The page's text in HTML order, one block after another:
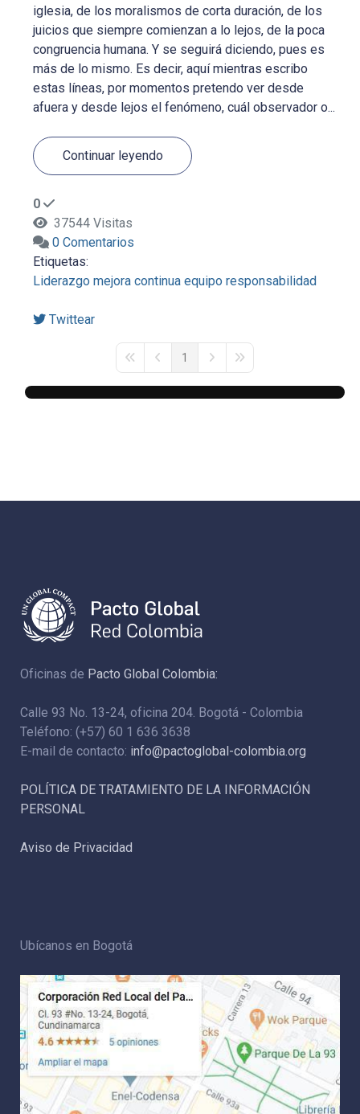
iglesia, de los moralismos de corta duración, de los
juicios que siempre comienzan a lo lejos, de la poca
congruencia humana. Y se seguirá diciendo, pues es
más de lo mismo. Es decir, aquí mientras escribo
estas líneas, por momentos pretendo ver desde
afuera y desde lejos el fenómeno, cuál observador o...
Continuar leyendo
0
37544 Visitas
0 Comentarios
Etiquetas:
Liderazgo mejora continua equipo responsabilidad
Twittear
First PagePrevious Page
1
Next PageLast Page
Oficinas de Pacto Global Colombia:
Calle 93 No. 13-24, oficina 204. Bogotá - Colombia
Teléfono: (+57) 60 1 636 3638
E-mail de contacto: info@pactoglobal-colombia.org
POLÍTICA DE TRATAMIENTO DE LA INFORMACIÓN
PERSONAL
Aviso de Privacidad
Ubícanos en Bogotá